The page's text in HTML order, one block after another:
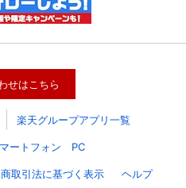
報、本人連絡先、パスワード 、クレ
トカード情報の変更が可能です。
法の変更が可能です。
せはこちら
楽天グループアプリ一覧
ートフォン PC
取引法に基づく表示
ヘルプ